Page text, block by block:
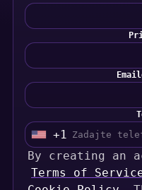
U
n
i
+1
By creating an
Terms of